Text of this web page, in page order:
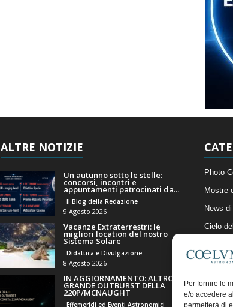
Per fornire le
e/o accedere
permetterà di
ALTRE NOTIZIE
Un autunno sotto le stelle:
concorsi, incontri e
appuntamenti patrocinati da...
Il Blog della Redazione
9 Agosto 2026
Vacanze Extraterrestri: le
migliori location del nostro
Sistema Solare
Didattica e Divulgazione
8 Agosto 2026
IN AGGIORNAMENTO: ALTRO
GRANDE OUTBURST DELLA
220P/MCNAUGHT
Effemeridi ed Eventi Astronomici
Photo-
Mostre
News
Cielo
Articoli
Il Blog